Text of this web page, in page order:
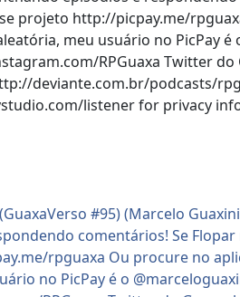
projeto http://picpay.me/
meu usuário no
RPGuaxa Twitter
deviante.com.br/podcasts/
listener for privacy